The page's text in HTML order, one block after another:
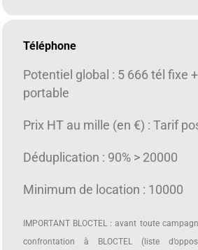
Téléphone
Potentiel global : 5 666 tél fixe
portable
Prix HT au mille (en €) : Tarif
Déduplication : 90% > 20000
Minimum de location : 10000
IMPORTANT BLOCTEL : avant toute
confrontation à BLOCTEL (liste